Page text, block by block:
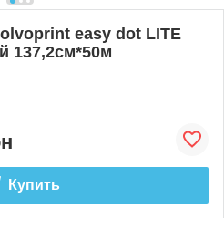
easy dot LITE
137,2см*50м
Купить